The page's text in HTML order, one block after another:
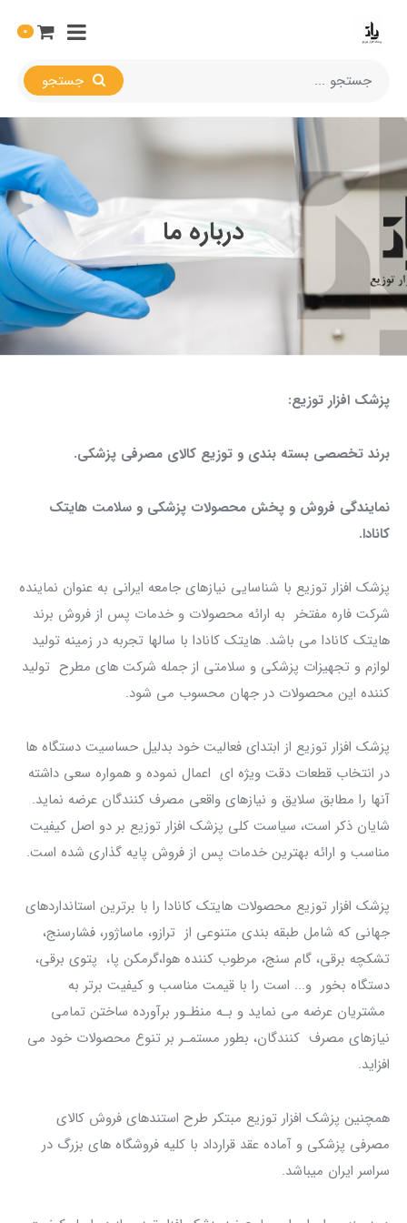
0
درباره ما
پزشک افزار توزیع:
برند تخصصی بسته بندی و توزیع کالای مصرفی پزشکی.
نمایندگی فروش و پخش محصولات پزشکی و سلامت هایتک
کانادا.
پزشک افزار توزیع با شناسایی نیازهای جامعه ایرانی به عنوان نماینده
شرکت فاره مفتخر به ارائه محصولات و خدمات پس از فروش برند
هایتک کانادا می باشد. هایتک کانادا با سالها تجربه در زمینه تولید
لوازم و تجهیزات پزشکی و سلامتی از جمله شرکت های مطرح تولید
کننده این محصولات در جهان محسوب می شود.
پزشک افزار توزیع از ابتدای فعالیت خود بدلیل حساسیت دستگاه ها
در انتخاب قطعات دقت ویژه ای اعمال نموده و همواره سعی داشته
آنها را مطابق سلایق و نیازهای واقعی مصرف کنندگان عرضه نماید.
شایان ذکر است، سیاست کلی پزشک افزار توزیع بر دو اصل کیفیت
مناسب و ارائه بهترین خدمات پس از فروش پایه گذاری شده است.
پزشک افزار توزیع محصولات هایتک کانادا را با برترین استانداردهای
جهانی که شامل طبقه بندی متنوعی از ترازو، ماساژور، فشارسنج،
تشکچه برقی، گام سنج، مرطوب کننده هوا،گرمکن پا، پتوی برقی،
دستگاه بخور و... است را با قیمت مناسب و کیفیت برتر به
مشتریان عرضه می نماید و بـه منظـور برآورده ساختن تمامی
نیازهای مصرف کنندگان، بطور مستمـر بر تنوع محصولات خود می
افزاید.
همچنین پزشک افزار توزیع مبتکر طرح استندهای فروش کالای
مصرفی پزشکی و آماده عقد قرارداد با کلیه فروشگاه های بزرگ در
سراسر ایران میباشد.